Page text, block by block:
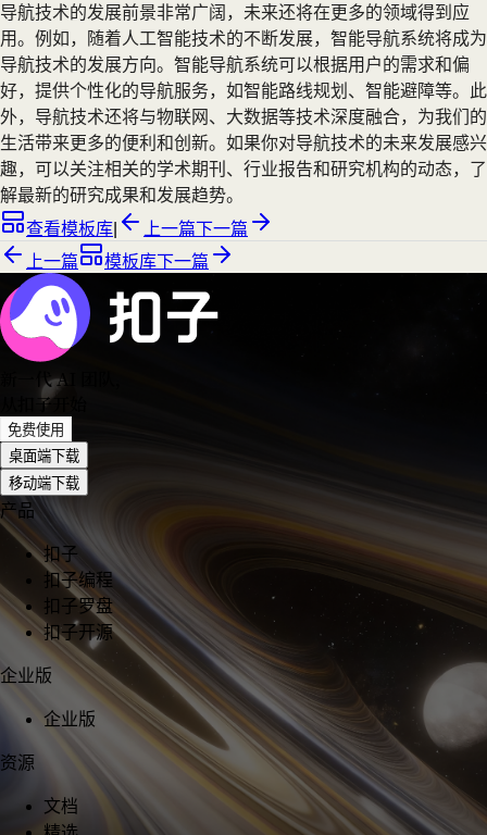
导航技术的发展前景非常广阔，未来还将在更多的领域得到应
用。例如，随着人工智能技术的不断发展，智能导航系统将成为
导航技术的发展方向。智能导航系统可以根据用户的需求和偏
好，提供个性化的导航服务，如智能路线规划、智能避障等。此
外，导航技术还将与物联网、大数据等技术深度融合，为我们的
生活带来更多的便利和创新。如果你对导航技术的未来发展感兴
趣，可以关注相关的学术期刊、行业报告和研究机构的动态，了
解最新的研究成果和发展趋势。
查看模板库
上一篇下一篇
上一篇
模板库下一篇
新一代 AI 团队
从扣子开始
免费使用
桌面端下载
移动端下载
产品
扣子
扣子编程
扣子罗盘
扣子开源
企业版
企业版
资源
文档